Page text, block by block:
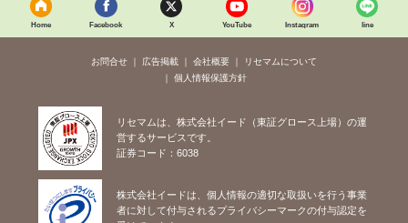
Home Facebook X YouTube Instagram line
お問合せ 広告掲載 会社概要
リセマムについて
個人情報保護方針
リセマムは、株式会社イード（東証グロース上場）の運
営するサービスです。
証券コード：6038
株式会社イードは、個人情報の適切な取扱いを行う事業
者に対して付与されるプライバシーマークの付与認定を